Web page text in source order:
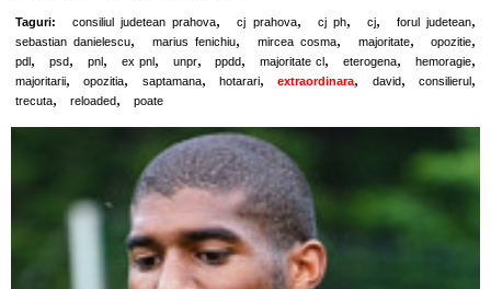
Taguri: consiliul judetean prahova, cj prahova, cj ph, cj, forul judetean,
sebastian danielescu, marius fenichiu, mircea cosma, majoritate, opozitie,
pdl , psd, pnl, ex pnl, unpr, ppdd, majoritate cl , eterogena, hemoragie,
majoritarii, opozitia, saptamana, hotarari, extraordinara, david, consilierul ,
trecuta, reloaded, poate